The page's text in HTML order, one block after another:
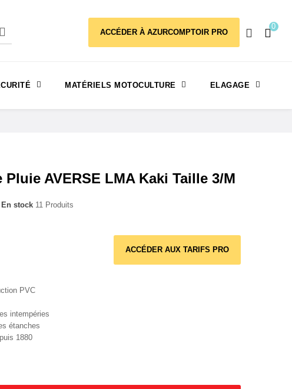
ACCÉDER À AZURCOMPTOIR PRO
0
MATÉRIELS MOTOCULTURE ELAGAGE
Pluie AVERSE LMA Kaki Taille 3/M
En stock 11 Produits
ACCÉDER AUX TARIFS PRO
PVC
intempéries
étanches
1880